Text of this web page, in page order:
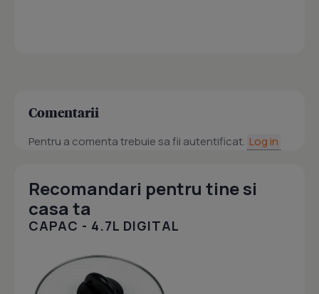
Comentarii
Pentru a comenta trebuie sa fii autentificat. Log in
Recomandari pentru tine si
casa ta
CAPAC - 4.7L DIGITAL